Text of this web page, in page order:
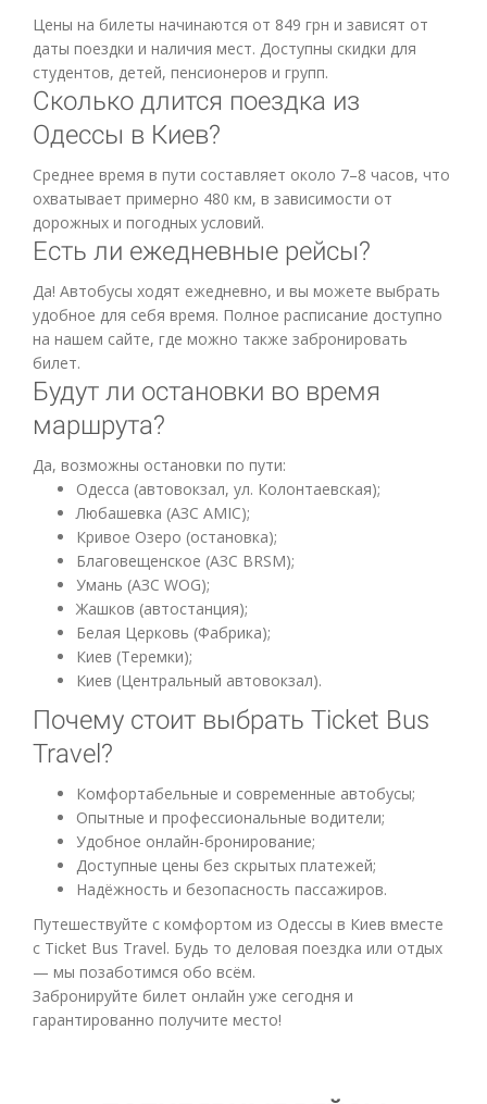
Цены на билеты начинаются от 849 грн и зависят от
даты поездки и наличия мест. Доступны скидки для
студентов, детей, пенсионеров и групп.
Сколько длится поездка из
Одессы в Киев?
Среднее время в пути составляет около 7–8 часов, что
охватывает примерно 480 км, в зависимости от
дорожных и погодных условий.
Есть ли ежедневные рейсы?
Да! Автобусы ходят ежедневно, и вы можете выбрать
удобное для себя время. Полное расписание доступно
на нашем сайте, где можно также забронировать
билет.
Будут ли остановки во время
маршрута?
Да, возможны остановки по пути:
Одесса (автовокзал, ул. Колонтаевская);
Любашевка (АЗС AMIC);
Кривое Озеро (остановка);
Благовещенское (АЗС BRSM);
Умань (АЗС WOG);
Жашков (автостанция);
Белая Церковь (Фабрика);
Киев (Теремки);
Киев (Центральный автовокзал).
Почему стоит выбрать Ticket Bus
Travel?
Комфортабельные и современные автобусы;
Опытные и профессиональные водители;
Удобное онлайн-бронирование;
Доступные цены без скрытых платежей;
Надёжность и безопасность пассажиров.
Путешествуйте с комфортом из Одессы в Киев вместе
с Ticket Bus Travel. Будь то деловая поездка или отдых
— мы позаботимся обо всём.
Забронируйте билет онлайн уже сегодня и
гарантированно получите место!